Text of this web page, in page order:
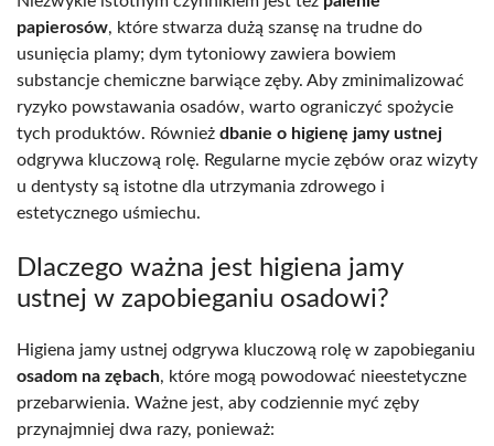
papierosów, które stwarza dużą szansę na trudne do
usunięcia plamy; dym tytoniowy zawiera bowiem
substancje chemiczne barwiące zęby. Aby zminimalizować
ryzyko powstawania osadów, warto ograniczyć spożycie
tych produktów. Również dbanie o higienę jamy ustnej
odgrywa kluczową rolę. Regularne mycie zębów oraz wizyty
u dentysty są istotne dla utrzymania zdrowego i
estetycznego uśmiechu.
Dlaczego ważna jest higiena jamy
ustnej w zapobieganiu osadowi?
Higiena jamy ustnej odgrywa kluczową rolę w zapobieganiu
osadom na zębach, które mogą powodować nieestetyczne
przebarwienia. Ważne jest, aby codziennie myć zęby
przynajmniej dwa razy, ponieważ: